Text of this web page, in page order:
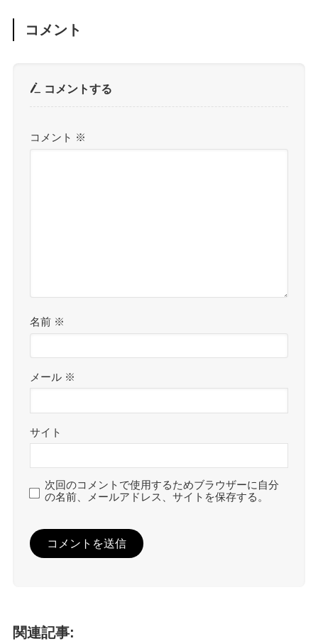
コメント
コメントする
コメント ※
名前 ※
メール ※
サイト
次回のコメントで使用するためブラウザーに自分
の名前、メールアドレス、サイトを保存する。
関連記事: